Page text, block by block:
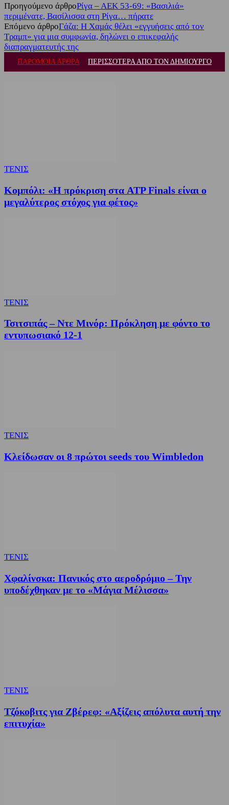
Προηγούμενο άρθροΡίγα – ΑΕΚ 53-69: «Βασιλιά»
περιμένατε, Βασίλισσα στη Ρίγα… πήρατε
Επόμενο άρθροΓάζα: Η Χαμάς θέλει «εγγυήσεις από τον
Τραμπ» για μια συμφωνία, δηλώνει ο επικεφαλής
διαπραγματευτής της
ΠΑΡΟΜΟΙΑ ΑΡΘΡΑ ΠΕΡΙΣΣΟΤΕΡΑ ΑΠΟ ΤΟΝ ΔΗΜΙΟΥΡΓΟ
ΤΕΝΙΣ
Κομπόλι: «Η πρόκριση στα ATP Finals είναι ο
μεγαλύτερος στόχος για φέτος»
ΤΕΝΙΣ
Τσιτσιπάς – Ντε Μινόρ: Πρόκληση με φόντο το
εντυπωσιακό 12-1
ΤΕΝΙΣ
Κλείδωσαν οι 8 πρώτοι seeds του Wimbledon
ΤΕΝΙΣ
Χφαλίνσκα: Πανικός στο αεροδρόμιο – Την
υποδέχθηκαν με το «Μάγια Μέλισσα»
ΤΕΝΙΣ
Τζόκοβιτς για Ζβέρεφ: «Αξίζεις απόλυτα αυτή την
επιτυχία»